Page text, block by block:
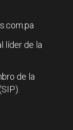
líder de la
de la